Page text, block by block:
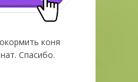
коня
Спасибо.